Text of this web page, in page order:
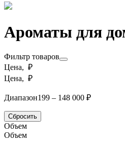
Ароматы для
Фильтр товаров
Цена, ₽
Цена, ₽
Диапазон199 – 148 000 ₽
Сбросить
Объем
Объем